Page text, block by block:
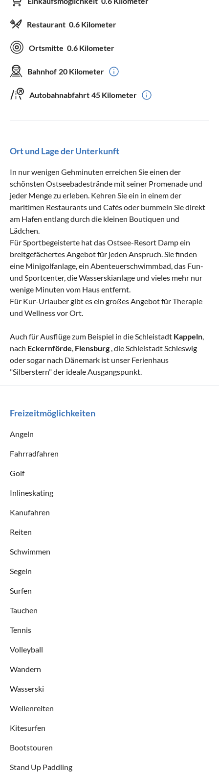
Restaurant 0.6 Kilometer
Ortsmitte 0.6 Kilometer
Bahnhof 20 Kilometer
Autobahnabfahrt 45 Kilometer
Ort und Lage der Unterkunft
In nur wenigen Gehminuten erreichen Sie einen der
schönsten Ostseebadestrände mit seiner Promenade und
jeder Menge zu erleben. Kehren Sie ein in einem der
maritimen Restaurants und Cafés oder bummeln Sie direkt
am Hafen entlang durch die kleinen Boutiquen und
Lädchen.
Für Sportbegeisterte hat das Ostsee-Resort Damp ein
breitgefächertes Angebot für jeden Anspruch. Sie finden
eine Minigolfanlage, ein Abenteuerschwimmbad, das Fun-
und Sportcenter, die Wasserskianlage und vieles mehr nur
wenige Minuten vom Haus entfernt.
Für Kur-Urlauber gibt es ein großes Angebot für Therapie
und Wellness vor Ort.
Auch für Ausflüge zum Beispiel in die Schleistadt Kappeln
nach Eckernförde Flensburg , die Schleistadt Schleswig
oder sogar nach Dänemark ist unser Ferienhaus
"Silberstern" der ideale Ausgangspunkt.
Freizeitmöglichkeiten
Angeln
Fahrradfahren
Golf
Inlineskating
Kanufahren
Reiten
Schwimmen
Segeln
Surfen
Tauchen
Tennis
Volleyball
Wandern
Wasserski
Wellenreiten
Kitesurfen
Bootstouren
Stand Up Paddling